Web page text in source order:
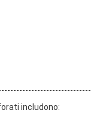
includono: